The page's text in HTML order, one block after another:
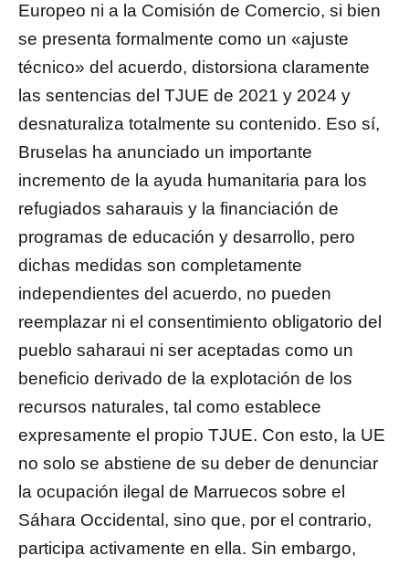
Europeo ni a la Comisión de Comercio, si bien
se presenta formalmente como un «ajuste
técnico» del acuerdo, distorsiona claramente
las sentencias del TJUE de 2021 y 2024 y
desnaturaliza totalmente su contenido. Eso sí,
Bruselas ha anunciado un importante
incremento de la ayuda humanitaria para los
refugiados saharauis y la financiación de
programas de educación y desarrollo, pero
dichas medidas son completamente
independientes del acuerdo, no pueden
reemplazar ni el consentimiento obligatorio del
pueblo saharaui ni ser aceptadas como un
beneficio derivado de la explotación de los
recursos naturales, tal como establece
expresamente el propio TJUE. Con esto, la UE
no solo se abstiene de su deber de denunciar
la ocupación ilegal de Marruecos sobre el
Sáhara Occidental, sino que, por el contrario,
participa activamente en ella. Sin embargo,